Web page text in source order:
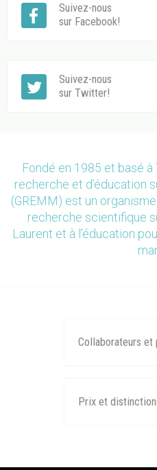
Suivez-nous
sur Facebook!
Suivez-nous
sur Twitter!
Fondé en 1985 et basé
recherche et d’éducation
(GREMM) est un
recherche scientifique
Laurent et à l’éducation
Collaborateurs et
Prix et